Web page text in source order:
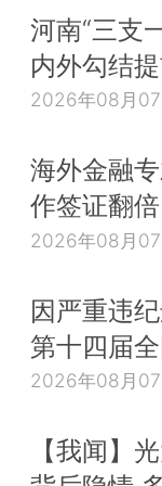
河南“三支
内外勾结
2026年08月07
海外金融
作签证翻倍
2026年08月07
因严重违
第十四届
2026年08月07
【我闻】